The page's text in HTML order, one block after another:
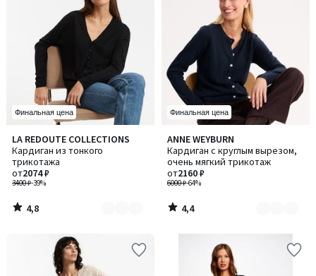
Финальная цена
LA REDOUTE COLLECTIONS
Кардиган из тонкого
трикотажа
3400 ₽-39%
от2074 ₽
4,8
/ 5
Количество
цветов:
2
4,8
/
Финальная цена
ANNE WEYBURN
Кардиган с круглым вырезом,
очень мягкий трикотаж
6000 ₽-64%
от2160 ₽
4,4
/ 5
Количество
цветов:
2
4,4
/